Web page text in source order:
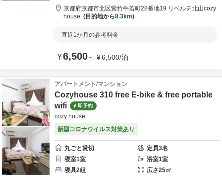
京都府京都市北区紫竹牛若町28番地19 リベルテ北山cozy
house
目的地から8.3km
直近1か月の参考料金
¥6,500～ ¥6,500/泊
アパートメント/マンション
Cozyhouse 310 free E-bike & free portable
wifi
即予約
cozy house
新型コロナウイルス対策あり
丸ごと貸切 定員3名
寝室1室 浴室1室
寝具2組 広さ25㎡